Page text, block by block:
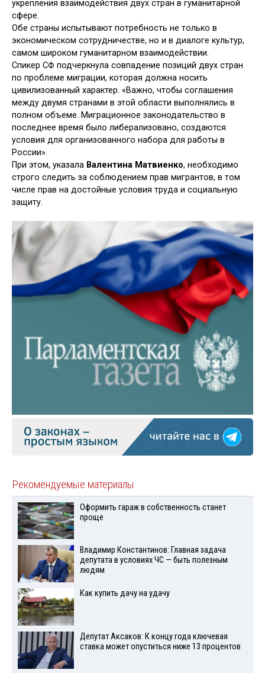
укрепления взаимодействия двух стран в гуманитарной
сфере.
Обе страны испытывают потребность не только в
экономическом сотрудничестве, но и в диалоге культур,
самом широком гуманитарном взаимодействии.
Спикер СФ подчеркнула совпадение позиций двух стран
по проблеме миграции, которая должна носить
цивилизованный характер. «Важно, чтобы соглашения
между двумя странами в этой области выполнялись в
полном объеме. Миграционное законодательство в
последнее время было либерализовано, создаются
условия для организованного набора для работы в
России».
При этом, указала Валентина Матвиенко, необходимо
строго следить за соблюдением прав мигрантов, в том
числе прав на достойные условия труда и социальную
защиту.
Рекомендуемые материалы
Оформить гараж в собственность станет
проще
Владимир Константинов: Главная задача
депутата в условиях ЧС — быть полезным
людям
Как купить дачу на удачу
Депутат Аксаков: К концу года ключевая
ставка может опуститься ниже 13 процентов